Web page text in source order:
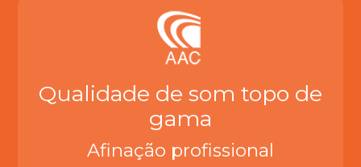
Qualidade de som topo de
gama
Afinação profissional